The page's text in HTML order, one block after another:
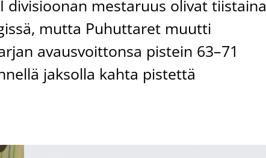
divisioonan mestaruus olivat tiistaina
mutta Puhuttaret muutti
avausvoittonsa pistein 63–71
jaksolla kahta pistettä